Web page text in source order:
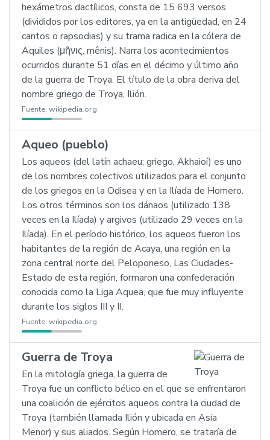
hexámetros dactílicos, consta de 15 693 versos
(divididos por los editores, ya en la antigüedad, en 24
cantos o rapsodias) y su trama radica en la cólera de
Aquiles (μῆνις, mênis). Narra los acontecimientos
ocurridos durante 51 días en el décimo y último año
de la guerra de Troya. El título de la obra deriva del
nombre griego de Troya, Ιlión.
Fuente: wikipedia.org
Aqueo (pueblo)
Los aqueos (del latín achaeu; griego, Akhaioí) es uno
de los nombres colectivos utilizados para el conjunto
de los griegos en la Odisea y en la Ilíada de Homero.
Los otros términos son los dánaos (utilizado 138
veces en la Ilíada) y argivos (utilizado 29 veces en la
Ilíada). En el período histórico, los aqueos fueron los
habitantes de la región de Acaya, una región en la
zona central norte del Peloponeso, Las Ciudades-
Estado de esta región, formaron una confederación
conocida como la Liga Aquea, que fue muy influyente
durante los siglos III y II.
Fuente: wikipedia.org
Guerra de Troya
En la mitología griega, la guerra de
Troya fue un conflicto bélico en el que se enfrentaron
una coalición de ejércitos aqueos contra la ciudad de
Troya (también llamada Ilión y ubicada en Asia
Menor) y sus aliados. Según Homero, se trataría de